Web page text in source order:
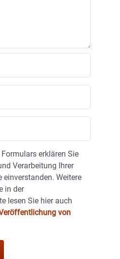
erklären Sie
Verarbeitung Ihrer
einverstanden. Weitere
in der
lesen Sie hier auch
von